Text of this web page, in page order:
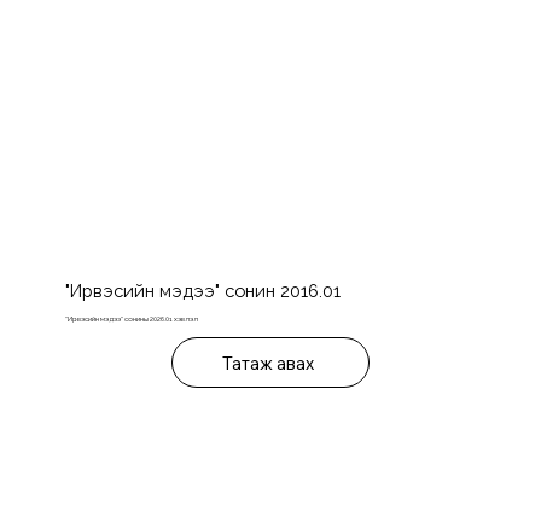
"Ирвэсийн мэдээ" сонин 2016.01
"Ирвэсийн мэдээ" сонины 2026.01 хэвлэл
Татаж авах